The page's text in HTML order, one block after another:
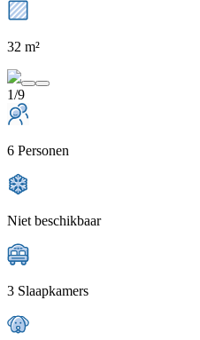
32 m²
1/9
6 Personen
Niet beschikbaar
3 Slaapkamers